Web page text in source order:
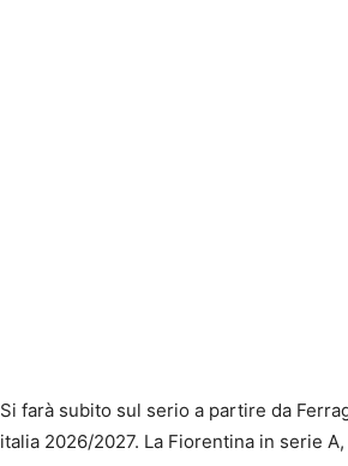
Si farà subito sul serio a partire da
italia 2026/2027. La Fiorentina in serie